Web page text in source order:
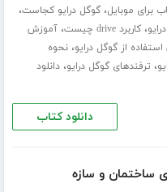
برای موبایل،گوگل درایو کجاست،
،کاربرد drive چیست ،آموزش
از گوگل درایو،نحوه
، ترفندهای گوگل درایو،دانلود
دانلود کتاب
ساختمان و سازه